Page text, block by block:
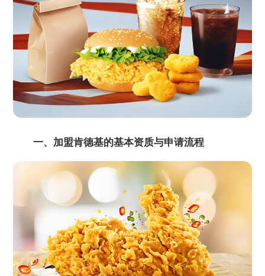
一、加盟肯德基的基本资质与申请流程